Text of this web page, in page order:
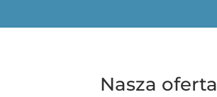
Nasza oferta